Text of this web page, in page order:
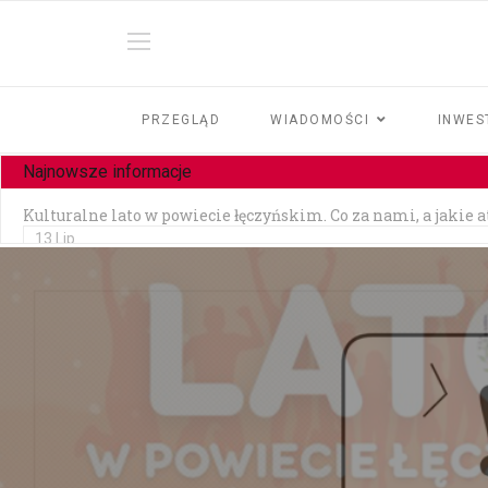
PRZEGLĄD WIADOMOŚCI
Najnowsze informacje
Kulturalne lato w powiecie łęczyńskim. Co za nami, a jakie
13 Lip
Czołowe zderzenie w Zezulinie Niższym — 19-latek stracił
Zainstalowała aplikację na prośbę „pracownika banku" —